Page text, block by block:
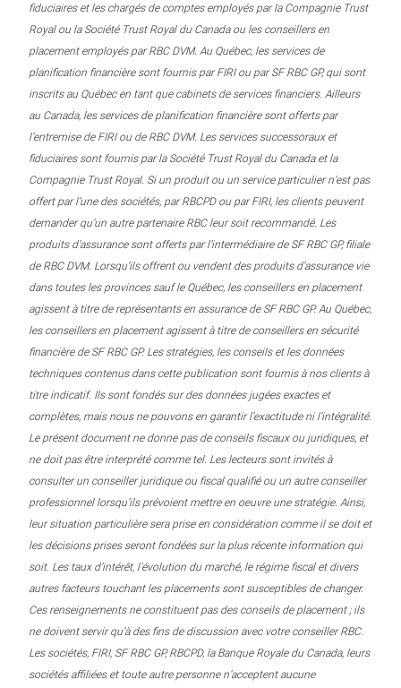
fiduciaires et les chargés de comptes employés par la Compagnie Trust
Royal ou la Société Trust Royal du Canada ou les conseillers en
placement employés par RBC DVM. Au Québec, les services de
planification financière sont fournis par FIRI ou par SF RBC GP, qui sont
inscrits au Québec en tant que cabinets de services financiers. Ailleurs
au Canada, les services de planification financière sont offerts par
l’entremise de FIRI ou de RBC DVM. Les services successoraux et
fiduciaires sont fournis par la Société Trust Royal du Canada et la
Compagnie Trust Royal. Si un produit ou un service particulier n’est pas
offert par l’une des sociétés, par RBCPD ou par FIRI, les clients peuvent
demander qu’un autre partenaire RBC leur soit recommandé. Les
produits d’assurance sont offerts par l’intermédiaire de SF RBC GP, filiale
de RBC DVM. Lorsqu’ils offrent ou vendent des produits d’assurance vie
dans toutes les provinces sauf le Québec, les conseillers en placement
agissent à titre de représentants en assurance de SF RBC GP. Au Québec,
les conseillers en placement agissent à titre de conseillers en sécurité
financière de SF RBC GP. Les stratégies, les conseils et les données
techniques contenus dans cette publication sont fournis à nos clients à
titre indicatif. Ils sont fondés sur des données jugées exactes et
complètes, mais nous ne pouvons en garantir l’exactitude ni l’intégralité.
Le présent document ne donne pas de conseils fiscaux ou juridiques, et
ne doit pas être interprété comme tel. Les lecteurs sont invités à
consulter un conseiller juridique ou fiscal qualifié ou un autre conseiller
professionnel lorsqu’ils prévoient mettre en oeuvre une stratégie. Ainsi,
leur situation particulière sera prise en considération comme il se doit et
les décisions prises seront fondées sur la plus récente information qui
soit. Les taux d’intérêt, l’évolution du marché, le régime fiscal et divers
autres facteurs touchant les placements sont susceptibles de changer.
Ces renseignements ne constituent pas des conseils de placement ; ils
ne doivent servir qu’à des fins de discussion avec votre conseiller RBC.
Les sociétés, FIRI, SF RBC GP, RBCPD, la Banque Royale du Canada, leurs
sociétés affiliées et toute autre personne n’acceptent aucune